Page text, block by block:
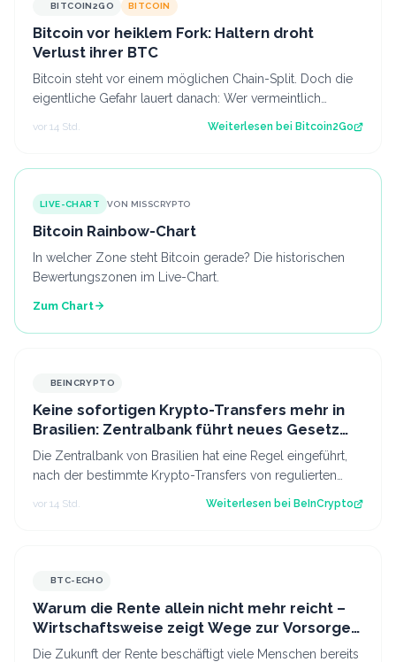
BITCOIN2GO BITCOIN
Bitcoin vor heiklem Fork: Haltern droht
Verlust ihrer BTC
Bitcoin steht vor einem möglichen Chain-Split. Doch die
eigentliche Gefahr lauert danach: Wer vermeintlich
kostenlose Fork-Coins verkauft, k…
vor 14 Std. Weiterlesen bei Bitcoin2Go
LIVE-CHART VON MISSCRYPTO
Bitcoin Rainbow-Chart
In welcher Zone steht Bitcoin gerade? Die historischen
Bewertungszonen im Live-Chart.
Zum Chart
BEINCRYPTO
Keine sofortigen Krypto-Transfers mehr in
Brasilien: Zentralbank führt neues Gesetz
ein
Die Zentralbank von Brasilien hat eine Regel eingeführt,
nach der bestimmte Krypto-Transfers von regulierten
vor 14 Std. Weiterlesen bei BeInCrypto
BTC-ECHO
Warum die Rente allein nicht mehr reicht –
Wirtschaftsweise zeigt Wege zur Vorsorge
auf
Die Zukunft der Rente beschäftigt viele Menschen bereits